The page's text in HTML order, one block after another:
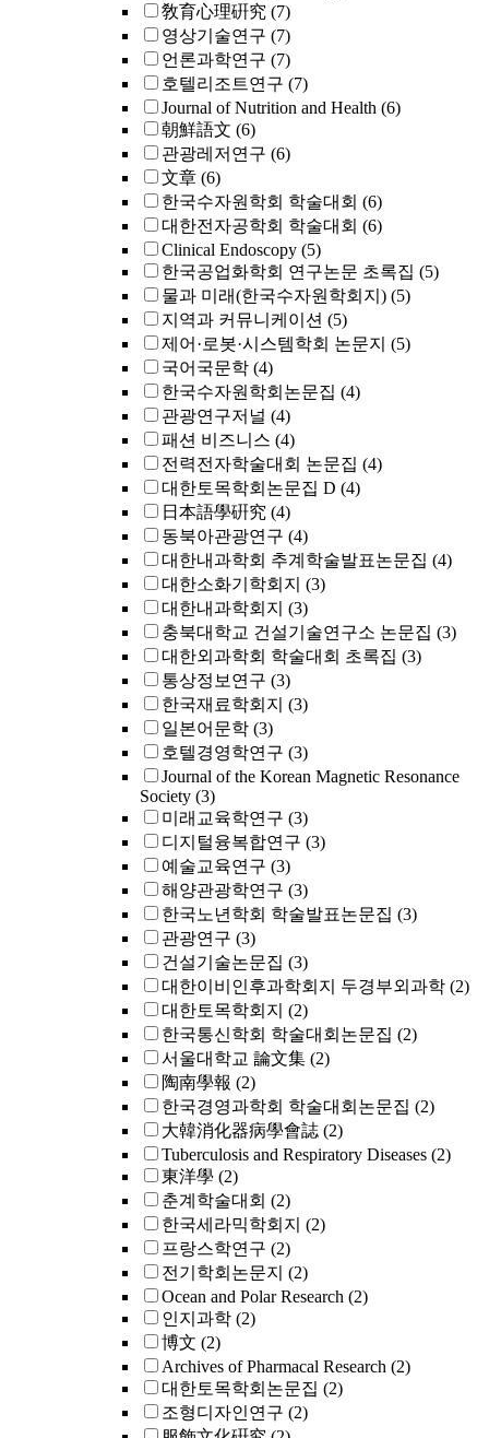
敎育心理硏究 (7)
영상기술연구 (7)
언론과학연구 (7)
호텔리조트연구 (7)
Journal of Nutrition and Health (6)
朝鮮語文 (6)
관광레저연구 (6)
文章 (6)
한국수자원학회 학술대회 (6)
대한전자공학회 학술대회 (6)
Clinical Endoscopy (5)
한국공업화학회 연구논문 초록집 (5)
물과 미래(한국수자원학회지) (5)
지역과 커뮤니케이션 (5)
제어·로봇·시스템학회 논문지 (5)
국어국문학 (4)
한국수자원학회논문집 (4)
관광연구저널 (4)
패션 비즈니스 (4)
전력전자학술대회 논문집 (4)
대한토목학회논문집 D (4)
日本語學硏究 (4)
동북아관광연구 (4)
대한내과학회 추계학술발표논문집 (4)
대한소화기학회지 (3)
대한내과학회지 (3)
충북대학교 건설기술연구소 논문집 (3)
대한외과학회 학술대회 초록집 (3)
통상정보연구 (3)
한국재료학회지 (3)
일본어문학 (3)
호텔경영학연구 (3)
Journal of the Korean Magnetic Resonance
Society (3)
미래교육학연구 (3)
디지털융복합연구 (3)
예술교육연구 (3)
해양관광학연구 (3)
한국노년학회 학술발표논문집 (3)
관광연구 (3)
건설기술논문집 (3)
대한이비인후과학회지 두경부외과학 (2)
대한토목학회지 (2)
한국통신학회 학술대회논문집 (2)
서울대학교 論文集 (2)
陶南學報 (2)
한국경영과학회 학술대회논문집 (2)
大韓消化器病學會誌 (2)
Tuberculosis and Respiratory Diseases (2)
東洋學 (2)
춘계학술대회 (2)
한국세라믹학회지 (2)
프랑스학연구 (2)
전기학회논문지 (2)
Ocean and Polar Research (2)
인지과학 (2)
博文 (2)
Archives of Pharmacal Research (2)
대한토목학회논문집 (2)
조형디자인연구 (2)